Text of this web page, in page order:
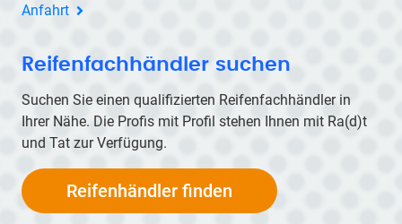
Anfahrt
Reifenfachhändler suchen
Suchen Sie einen qualifizierten Reifenfachhändler in
Ihrer Nähe. Die Profis mit Profil stehen Ihnen mit Ra(d)t
und Tat zur Verfügung.
Reifenhändler finden